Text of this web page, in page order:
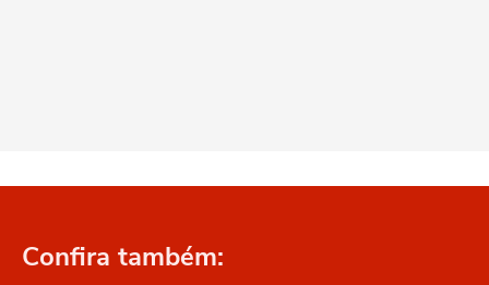
Confira também: